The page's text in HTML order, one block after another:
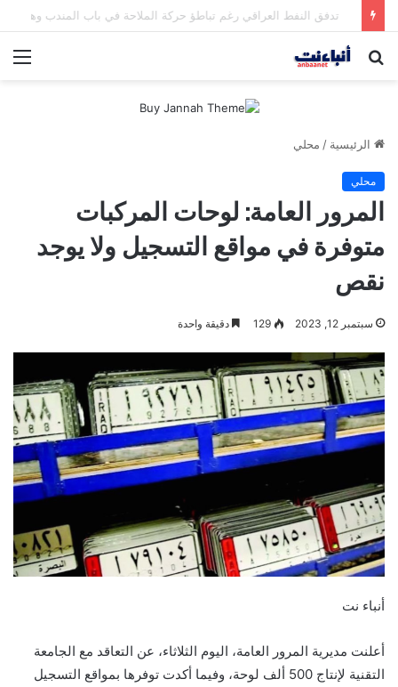
مقتل شخصين وإصابة 5 في إطلاق نار بمهرجان بمدينة سياتل الأميركية
بحث
الرئيسية / محلي
محلي
المرور العامة: لوحات المركبات
متوفرة في مواقع التسجيل ولا يوجد
نقص
سبتمبر 12, 2023 129 دقيقة واحدة
أنباء نت
أعلنت مديرية المرور العامة، اليوم الثلاثاء، عن التعاقد مع الجامعة
التقنية لإنتاج 500 ألف لوحة، وفيما أكدت توفرها بمواقع التسجيل